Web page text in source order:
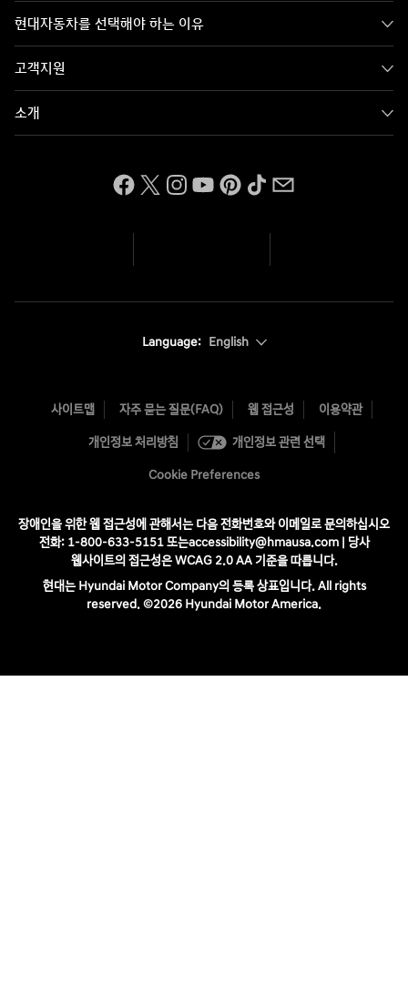
현대자동차를 선택해야 하는 이유
고객지원
소개
Language: English
사이트맵 자주 묻는 질문(FAQ) 웹 접근성 이용약관
개인정보 처리방침 개인정보 관련 선택
Cookie Preferences
장애인을 위한 웹 접근성에 관해서는 다음 전화번호와 이메일로 문의하십시오
전화: 1-800-633-5151또는accessibility@hmausa.com| 당사
웹사이트의 접근성은 WCAG 2.0 AA 기준을 따릅니다.
현대는 Hyundai Motor Company의 등록 상표입니다. All rights
reserved. ©2026 Hyundai Motor America.